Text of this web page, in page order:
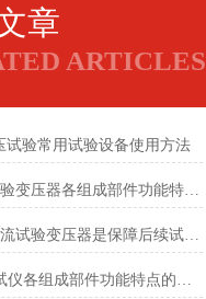
章
ARTICLES
试验常用试验设备使用方法
掌握交直流试验变压器各组成部件功能特点有助于保障试验安全
规范安装交直流试验变压器是保障后续试验顺利开展的前提
ZHZ8耐压测试仪各组成部件功能特点的专业阐释与分享